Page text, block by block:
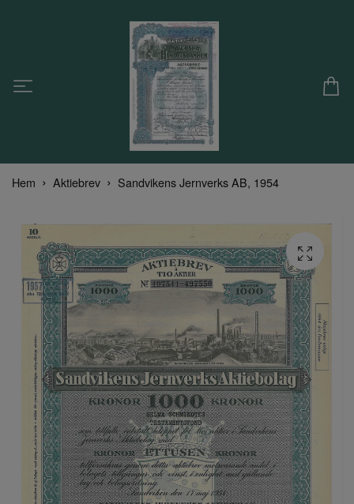
Hem Aktiebrev Sandvikens Jernverks AB, 1954